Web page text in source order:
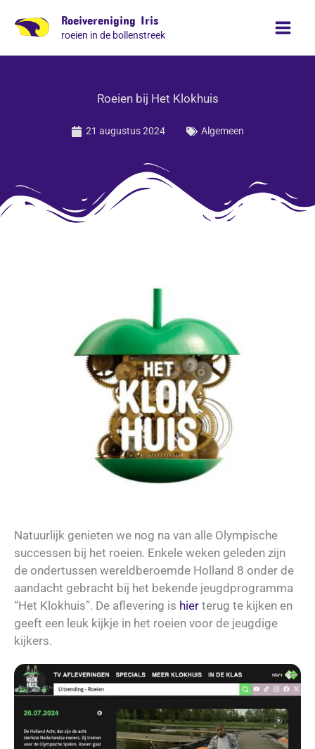
naar
Roeivereniging Iris
roeien in de bollenstreek
Roeien bij Het Klokhuis
21 augustus 2024 Algemeen
Natuurlijk genieten we nog na van alle Olympische
successen bij het roeien. Enkele weken geleden zijn
de ondertussen wereldberoemde Holland 8 onder de
aandacht gebracht bij het bekende jeugdprogramma
“Het Klokhuis”. De aflevering is hier terug te kijken en
geeft een leuk kijkje in het roeien voor de jeugdige
kijkers.